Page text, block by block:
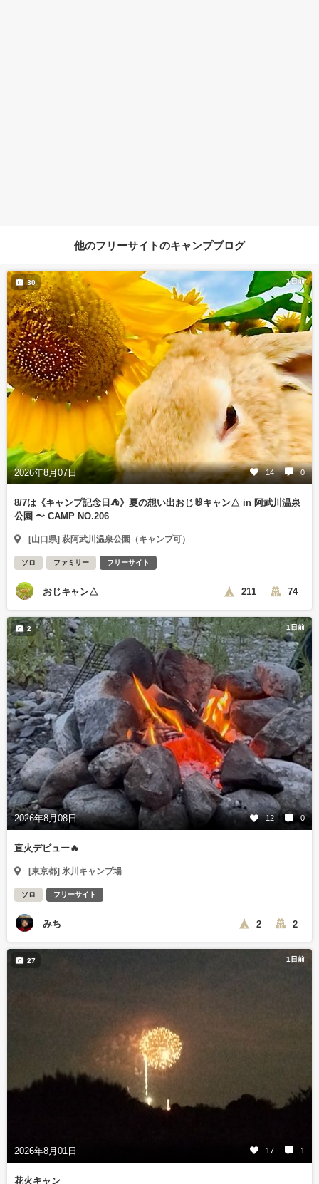
他のフリーサイトのキャンプブログ
1日前
2026年8月07日 14 0
30
8/7は《キャンプ記念日⛺️》夏の想い出おじ🐰キャン△ in 阿武川温泉
公園 〜 CAMP NO.206
[山口県] 萩阿武川温泉公園（キャンプ可）
ソロ ファミリー フリーサイト
おじキャン△ 211 74
1日前
2026年8月08日 12 0
2
直火デビュー🔥
[東京都] 氷川キャンプ場
ソロ フリーサイト
みち 2 2
1日前
2026年8月01日 17 1
27
花火キャン